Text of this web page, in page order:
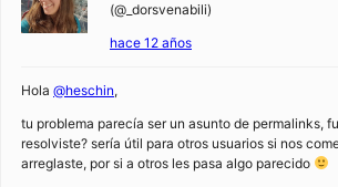
(@_dorsvenabili)
hace 12 años
Hola @heschin,
tu problema parecía ser un asunto de permalinks,
resolviste? sería útil para otros usuarios si nos
arreglaste, por si a otros les pasa algo parecido